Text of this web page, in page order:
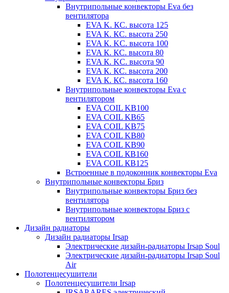
Внутрипольные конвекторы Eva без
вентилятора
EVA K. КС. высота 125
EVA К. КС. высота 250
EVA К. KС. высота 100
EVA К. КС. высота 80
EVA К. KC. высота 90
EVA К. КС. высота 200
EVA К. КС. высота 160
Внутрипольные конвекторы Eva с
вентилятором
EVA COIL KB100
EVA COIL KB65
EVA COIL KB75
EVA COIL KB80
EVA COIL KB90
EVA COIL КВ160
EVA COIL КВ125
Встроенные в подоконник конвекторы Eva
Внутрипольные конвекторы Бриз
Внутрипольные конвекторы Бриз без
вентилятора
Внутрипольные конвекторы Бриз с
вентилятором
Дизайн радиаторы
Дизайн радиаторы Irsap
Электрические дизайн-радиаторы Irsap Soul
Электрические дизайн-радиаторы Irsap Soul
Air
Полотенцесушители
Полотенцесушители Irsap